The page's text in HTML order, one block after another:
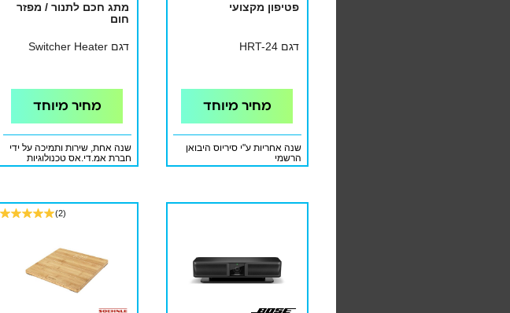
פטיפון מקצועי
דגם HRT-24
מחיר מיוחד
שנה אחריות ע"י סיריוס היבואן
הרשמי
מתג חכם לתנור / מפזר
חום
דגם Switcher Heater
מחיר מיוחד
שנה אחת, שירות ותמיכה על ידי
חברת אמ.די.אס טכנולוגיות
אלחוטיות
(2)